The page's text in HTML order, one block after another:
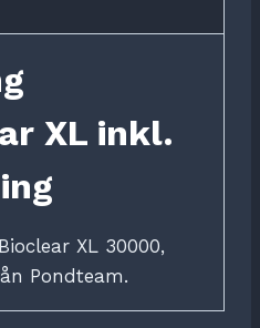
XL inkl.
XL 30000,
Pondteam.